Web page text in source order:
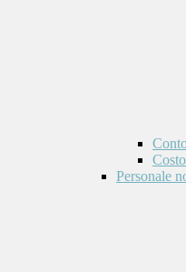
Personale